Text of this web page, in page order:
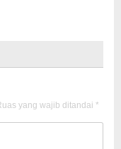
yang wajib ditandai *